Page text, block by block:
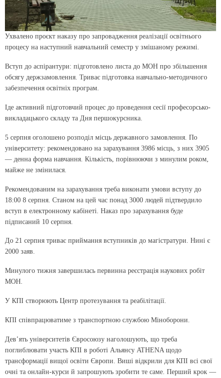
Ухвалено проєкт наказу про запровадження реалізації освітнього
процесу на наступний навчальний семестр у змішаному режимі.
Вступ до аспірантури: підготовлено листа до МОН про збільшення
обсягу держзамовлення. Триває підготовка навчально-методичного
забезпечення освітніх програм.
Іде активний підготовчий процес до проведення сесії професорсько-
викладацького складу та Дня першокурсника.
5 серпня оголошено розподіл місць державного замовлення. По
університету: рекомендовано на зарахування 3986 місць, з них 3905
— денна форма навчання. Кількість, порівнюючи з минулим роком,
майже не змінилася.
Рекомендованим на зарахування треба виконати умови вступу до
18:00 8 серпня. Станом на цей час понад 3000 людей підтвердило
вступ в електронному кабінеті. Наказ про зарахування буде
підписаний 10 серпня.
До 21 серпня триває приймання вступників до магістратури. Нині є
2000 заяв.
Минулого тижня завершилась первинна реєстрація наукових робіт
МОН.
У КПІ створюють Центр протезування та реабілітації.
КПІ співпрацюватиме з транспортною службою Міноборони.
Дев’ять університетів Євросоюзу наголошують, що треба
поглиблювати участь КПІ в роботі Альянсу ATHENA щодо
трансформації вищої освіти Європи. Виші відкрили для КПІ всі свої
очні та онлайн-курси й запрошують зробити те саме. Перший крок —